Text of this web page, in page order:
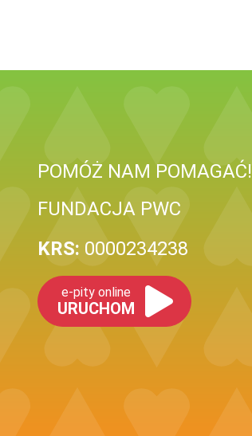
POMÓŻ NAM POMAGAĆ!
FUNDACJA PWC
KRS: 0000234238
e-pity online
URUCHOM